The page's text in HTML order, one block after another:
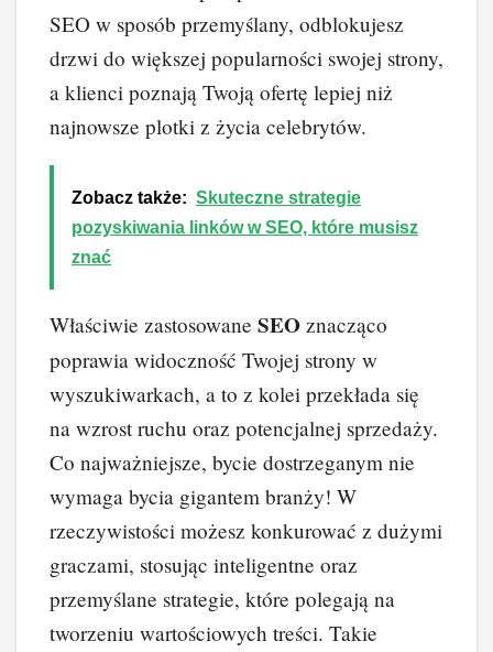
SEO w sposób przemyślany, odblokujesz
drzwi do większej popularności swojej strony,
a klienci poznają Twoją ofertę lepiej niż
najnowsze plotki z życia celebrytów.
Zobacz także: Skuteczne strategie
pozyskiwania linków w SEO, które musisz
znać
Właściwie zastosowane SEO znacząco
poprawia widoczność Twojej strony w
wyszukiwarkach, a to z kolei przekłada się
na wzrost ruchu oraz potencjalnej sprzedaży.
Co najważniejsze, bycie dostrzeganym nie
wymaga bycia gigantem branży! W
rzeczywistości możesz konkurować z dużymi
graczami, stosując inteligentne oraz
przemyślane strategie, które polegają na
tworzeniu wartościowych treści. Takie